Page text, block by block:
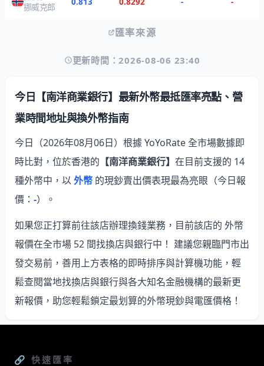
挪威克郎
匯率來源
更新時間：2026-08-06 23:40
今日【南洋商業銀行】最新外幣最抵匯率亮點、營
業時間地址與換外幣指南
今日（2026年08月06日）根據 YoYoRate 全市場數據即
時比對，位於香港的 【南洋商業銀行】 在目前支援的 14
種外幣中，以外幣 的現鈔賣出價表現最為亮眼 （今日報
價： -）。
如果您正打算前往該店辦理換錢業務，目前該店的 外幣
報價在全市場 52 間找換店與銀行中 ！ 建議您親臨門市出
發交易前，善用上方表格的即時排序與計算機功能，輕
鬆查閱當地找換店與銀行與各大知名金融機構的最新更
新報價，助您輕鬆鎖定最划算的外幣現鈔與電匯價格！
🔗 快速匯率